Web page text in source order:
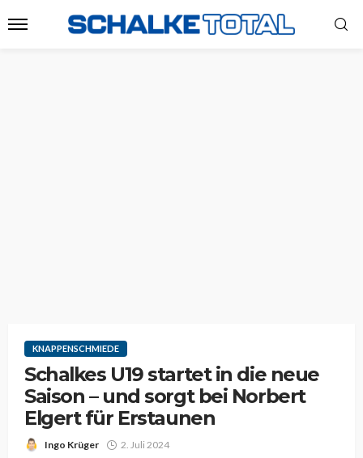
KNAPPENSCHMIEDE
Schalkes U19 startet in die neue
Saison – und sorgt bei Norbert
Elgert für Erstaunen
Ingo Krüger 2. Juli 2024